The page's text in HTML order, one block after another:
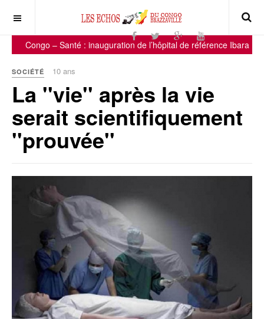
Congo – Santé : inauguration de l’hôpital de référence Ibara
SOCIÉTÉ 10 ans
La ''vie'' après la vie
serait scientifiquement
''prouvée''